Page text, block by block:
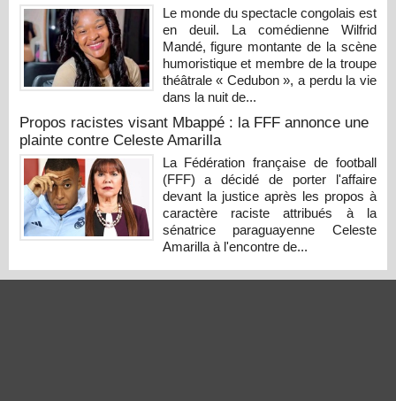
Le monde du spectacle congolais est
en deuil. La comédienne Wilfrid
Mandé, figure montante de la scène
humoristique et membre de la troupe
théâtrale « Cedubon », a perdu la vie
dans la nuit de...
Propos racistes visant Mbappé : la FFF annonce une
plainte contre Celeste Amarilla
La Fédération française de football
(FFF) a décidé de porter l'affaire
devant la justice après les propos à
caractère raciste attribués à la
sénatrice paraguayenne Celeste
Amarilla à l'encontre de...